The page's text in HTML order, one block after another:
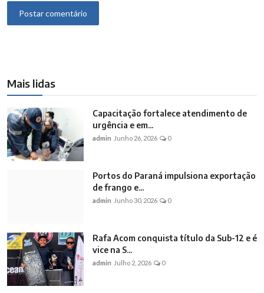
Postar comentário
Mais lidas
Capacitação fortalece atendimento de
urgência e em...
admin Junho 26, 2026 0
Portos do Paraná impulsiona exportação
de frango e...
admin Junho 30, 2026 0
Rafa Acom conquista título da Sub-12 e é
vice na S...
admin Julho 2, 2026 0